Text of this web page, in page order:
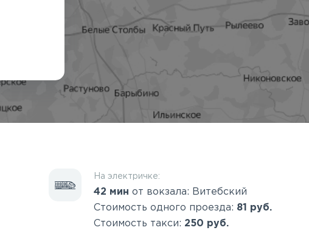
На электричке:
42 мин от вокзала: Витебский
Стоимость одного проезда: 81 руб.
Стоимость такси: 250 руб.